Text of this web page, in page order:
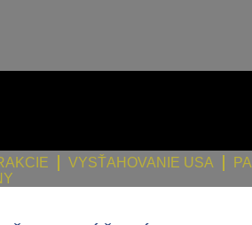
VYSŤAHOVANIE USA